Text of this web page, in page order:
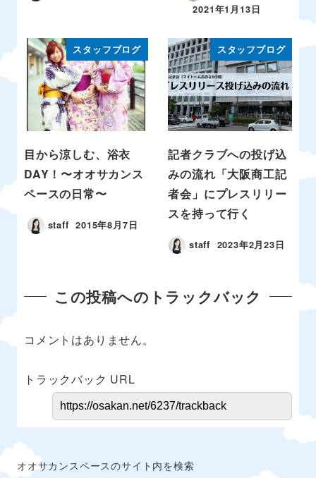
2021年1月13日
スタッフブログ
目から涼しむ、浴衣
DAY！〜オオサカンス
ペースの日常〜
staff 2015年8月7日
スタッフブログ
記者クラブへの投げ込
みの流れ「大阪商工記
者会」にプレスリリー
スを持って行く
staff 2023年2月23日
この投稿へのトラックバック
コメントはありません。
トラックバック URL
オオサカンスペースのサイト内を検索